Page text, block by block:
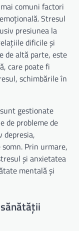
comuni factori
Stresul
presiunea la
dificile și
de altă parte, este
care poate fi
schimbările în
gestionate
de probleme de
depresia,
Prin urmare,
și anxietatea
mentală și